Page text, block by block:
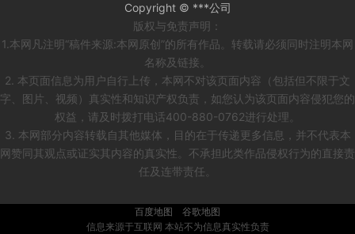
Copyright © ***公司
版权与免责声明：
1.本网凡注明“稿件来源:本网原创”的所有作品。转载请必须同时注明本网
名称及链接。
2. 本页面信息为用户自行上传，本网不对该页面内容（包括但不限于文
字、图片、视频）真实性和知识产权负责，如您认为该页面内容侵犯您的
权益，请及时拨打电话400-880-0762进行处理。
3. 本网部分内容转载自其他媒体，目的在于传递更多信息，并不代表本
网赞同其观点或证实其内容的真实性。不承担此类作品侵权行为的直接责
任及连带责任。
百度地图
谷歌地图
信息来源于互联网 本站不为信息真实性负责